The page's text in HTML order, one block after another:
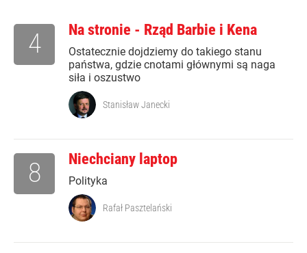
Na stronie - Rząd Barbie i Kena
Ostatecznie dojdziemy do takiego stanu
państwa, gdzie cnotami głównymi są naga
siła i oszustwo
4
Stanisław Janecki
Niechciany laptop
Polityka
8
Rafał Pasztelański